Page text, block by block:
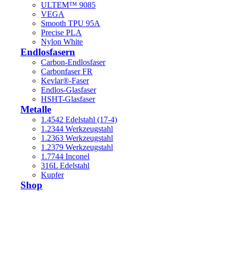
ULTEM™ 9085
VEGA
Smooth TPU 95A
Precise PLA
Nylon White
Endlosfasern
Carbon-Endlosfaser
Carbonfaser FR
Kevlar®-Faser
Endlos-Glasfaser
HSHT-Glasfaser
Metalle
1.4542 Edelstahl (17-4)
1.2344 Werkzeugstahl
1.2363 Werkzeugstahl
1.2379 Werkzeugstahl
1.7744 Inconel
316L Edelstahl
Kupfer
Shop